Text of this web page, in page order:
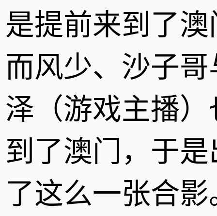
是提前来到了澳
而风少、沙子哥
泽（游戏主播）
到了澳门，于是
了这么一张合影